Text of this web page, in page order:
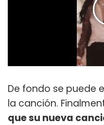
De fondo se puede
la canción.
que su nueva